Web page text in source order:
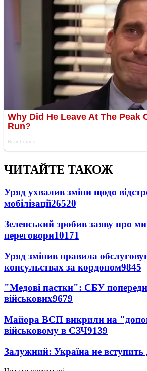
ЧИТАЙТЕ ТАКОЖ
Уряд ухвалив зміни щодо
мобілізації26520
Зеленський зробив заяву про
переговори10171
Уряд змінив правила
консульствах за кордоном9845
"Медові пастки": СБУ
військових9679
Майора ВСП викрили на
військовому в СЗЧ9139
Залужний: Україна не